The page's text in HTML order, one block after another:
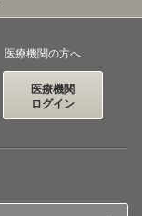
医療機関の方へ
医療機関
ログイン